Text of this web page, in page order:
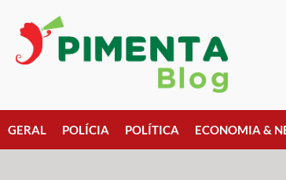
GERAL POLÍCIA POLÍTICA ECONOMIA &